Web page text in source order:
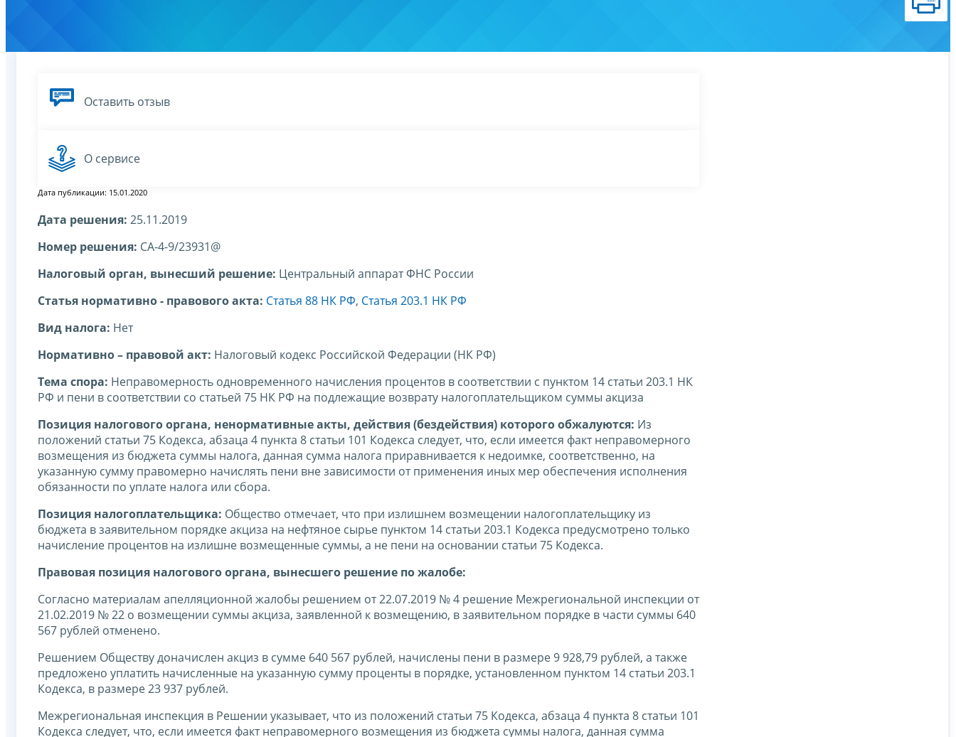
Оставить отзыв
О сервисе
Дата публикации: 15.01.2020
Дата решения: 25.11.2019
Номер решения: СА-4-9/23931@
Налоговый орган, вынесший решение: Центральный аппарат ФНС России
Статья нормативно - правового акта: Статья 88 НК РФ, Статья 203.1 НК РФ
Вид налога: Нет
Нормативно – правовой акт: Налоговый кодекс Российской Федерации (НК РФ)
Тема спора: Неправомерность одновременного начисления процентов в соответствии с пунктом 14 статьи 203.1 НК
РФ и пени в соответствии со статьей 75 НК РФ на подлежащие возврату налогоплательщиком суммы акциза
Позиция налогового органа, ненормативные акты, действия (бездействия) которого обжалуются: Из
положений статьи 75 Кодекса, абзаца 4 пункта 8 статьи 101 Кодекса следует, что, если имеется факт неправомерного
возмещения из бюджета суммы налога, данная сумма налога приравнивается к недоимке, соответственно, на
указанную сумму правомерно начислять пени вне зависимости от применения иных мер обеспечения исполнения
обязанности по уплате налога или сбора.
Позиция налогоплательщика: Общество отмечает, что при излишнем возмещении налогоплательщику из
бюджета в заявительном порядке акциза на нефтяное сырье пунктом 14 статьи 203.1 Кодекса предусмотрено только
начисление процентов на излишне возмещенные суммы, а не пени на основании статьи 75 Кодекса.
Правовая позиция налогового органа, вынесшего решение по жалобе:
Согласно материалам апелляционной жалобы решением от 22.07.2019 № 4 решение Межрегиональной инспекции от
21.02.2019 № 22 о возмещении суммы акциза, заявленной к возмещению, в заявительном порядке в части суммы 640
567 рублей отменено.
Решением Обществу доначислен акциз в сумме 640 567 рублей, начислены пени в размере 9 928,79 рублей, а также
предложено уплатить начисленные на указанную сумму проценты в порядке, установленном пунктом 14 статьи 203.1
Кодекса, в размере 23 937 рублей.
Межрегиональная инспекция в Решении указывает, что из положений статьи 75 Кодекса, абзаца 4 пункта 8 статьи 101
Кодекса следует, что, если имеется факт неправомерного возмещения из бюджета суммы налога, данная сумма